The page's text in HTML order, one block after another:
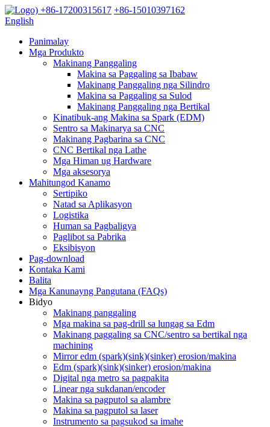
+86-17200315617 +86-15010397162
English
Panimalay
Mga Produkto
Makinang Panggaling
Makina sa Paggaling sa Ibabaw
Makinang Panggaling nga Silindro
Makina sa Paggaling sa Sulod
Makinang Panggaling nga Bertikal
Kinatibuk-ang Makina sa Spark (EDM)
Sentro sa Makinarya sa CNC
Makinang Pagbarina sa CNC
CNC Bertikal nga Lathe
Mga Himan ug Hardware
Mga aksesorya
Mahitungod Kanamo
Sertipiko
Natad sa Aplikasyon
Logistika
Human sa Pagbaligya
Paglibot sa Pabrika
Eksibisyon
Pag-download
Kontaka Kami
Balita
Mga Kanunayng Pangutana (FAQs)
Bidyo
Makinang panggaling
Mga makina sa pag-drill sa lungag sa Edm
Makinang paggaling sa CNC/sentro sa bertikal nga
machining
Mirror edm (spark)(sink)(sinker) erosion/makina
Edm (spark)(sink)(sinker) erosion/makina
Digital nga metro sa pagpakita
Linear nga sukdanan/encoder
Makina sa pagputol sa alambre
Makina sa pagputol sa laser
Instrumento sa pagsukod sa imahe